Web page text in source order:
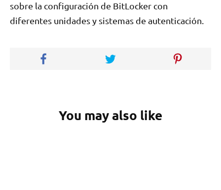
sobre la configuración de BitLocker con
diferentes unidades y sistemas de autenticación.
You may also like